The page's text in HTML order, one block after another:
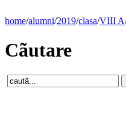
home/alumni/2019/clasa/VIII A
Cãutare